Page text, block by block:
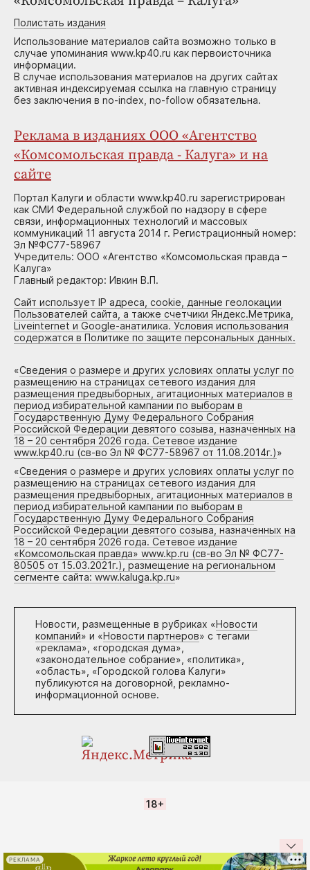
Полистать издания
Использование материалов сайта возможно только в
случае упоминания www.kp40.ru как первоисточника
информации.
В случае использования материалов на других сайтах
активная индексируемая ссылка на главную страницу
без заключения в no-index, no-follow обязательна.
Реклама в изданиях ООО «Агентство
«Комсомольская правда - Калуга» и на
сайте
Портал Калуги и области www.kp40.ru зарегистрирован
как СМИ Федеральной службой по надзору в сфере
связи, информационных технологий и массовых
коммуникаций 11 августа 2014 г. Регистрационный номер:
Эл №ФС77-58967
Учредитель: ООО «Агентство «Комсомольская правда –
Калуга»
Главный редактор: Ивкин В.П.
Сайт использует IP адреса, cookie, данные геолокации
Пользователей сайта, а также счетчики Яндекс.Метрика,
Liveinternet и Google-анатилика. Условия использования
содержатся в Политике по защите персональных данных.
«Сведения о размере и других условиях оплаты услуг по
размещению на страницах сетевого издания для
размещения предвыборных, агитационных материалов в
период избирательной кампании по выборам в
Государственную Думу Федерального Собрания
Российской Федерации девятого созыва, назначенных на
18 – 20 сентября 2026 года. Сетевое издание
www.kp40.ru (св-во Эл № ФС77-58967 от 11.08.2014г.)»
«Сведения о размере и других условиях оплаты услуг по
размещению на страницах сетевого издания для
размещения предвыборных, агитационных материалов в
период избирательной кампании по выборам в
Государственную Думу Федерального Собрания
Российской Федерации девятого созыва, назначенных на
18 – 20 сентября 2026 года. Сетевое издание
«Комсомольская правда» www.kp.ru (св-во Эл № ФС77-
80505 от 15.03.2021г.), размещение на региональном
сегменте сайта: www.kaluga.kp.ru»
Новости, размещенные в рубриках «Новости
компаний» и «Новости партнеров» с тегами
«реклама», «городская дума»,
«законодательное собрание», «политика»,
«область», «Городской голова Калуги»
публикуются на договорной, рекламно-
информационной основе.
18+
РЕКЛАМА